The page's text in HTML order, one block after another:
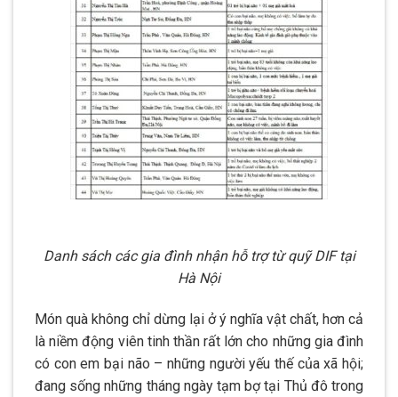
Danh sách các gia đình nhận hỗ trợ từ quỹ DIF tại
Hà Nội
Món quà không chỉ dừng lại ở ý nghĩa vật chất, hơn cả
là niềm động viên tinh thần rất lớn cho những gia đình
có con em bại não – những người yếu thế của xã hội;
đang sống những tháng ngày tạm bợ tại Thủ đô trong